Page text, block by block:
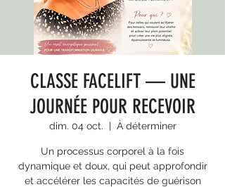
CLASSE FACELIFT — UNE
JOURNÉE POUR RECEVOIR
dim. 04 oct.
  |
À déterminer
Un processus corporel à la fois
dynamique et doux, qui peut approfondir
et accélérer les capacités de guérison